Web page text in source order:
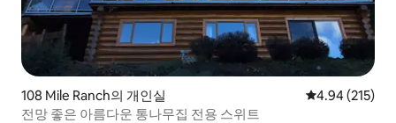
108 Mile Ranch의 개인실 평점 4.94점(5
4.94 (215)
전망 좋은 아름다운 통나무집 전용 스위트